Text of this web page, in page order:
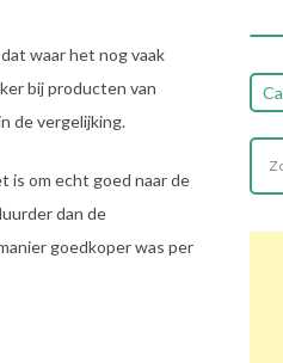
waar het nog vaak
bij producten van
de vergelijking.
is om echt goed naar de
dan de
goedkoper was per